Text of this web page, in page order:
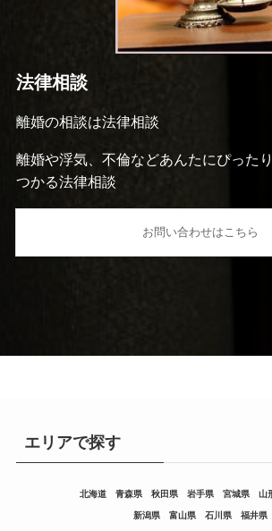
法律相談
離婚の相談は法律相談
離婚や浮気、不倫などあんたにぴった
つかる法律相談
お問い合わせはこちら
エリアで探す
北海道 青森県 秋田県 岩手県 宮城県 山
新潟県 富山県 石川県 福井県